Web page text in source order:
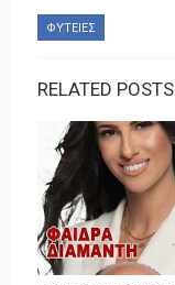
ΦΥΤΕΙΕΣ
RELATED POSTS